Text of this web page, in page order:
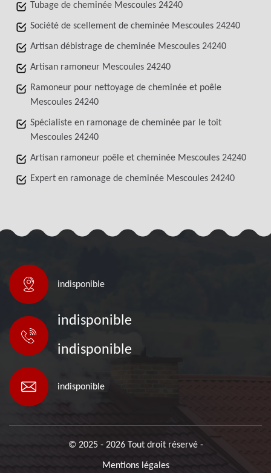
Tubage de cheminée Mescoules 24240
Société de scellement de cheminée Mescoules 24240
Artisan débistrage de cheminée Mescoules 24240
Artisan ramoneur Mescoules 24240
Ramoneur pour nettoyage de cheminée et poêle
Mescoules 24240
Spécialiste en ramonage de cheminée par le toit
Mescoules 24240
Artisan ramoneur poêle et cheminée Mescoules 24240
Expert en ramonage de cheminée Mescoules 24240
indisponible
indisponible
indisponible
indisponible
© 2025 - 2026 Tout droit réservé -
Mentions légales